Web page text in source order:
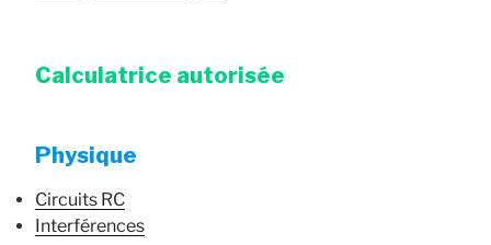
Calculatrice autorisée
Physique
Circuits RC
Interférences